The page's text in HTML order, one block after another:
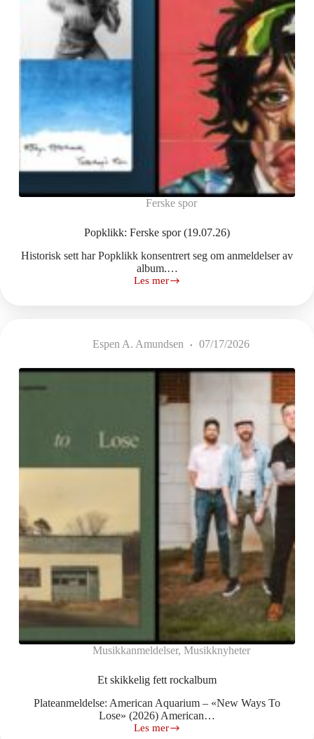
Ferske spor
Popklikk: Ferske spor (19.07.26)
Historisk sett har Popklikk konsentrert seg om anmeldelser av
album.…
Les mer
Popklikk:
Espen A. Amundsen 07/17/2026
Musikkanmeldelser, Musikknyheter
Et skikkelig fett rockalbum
Plateanmeldelse: American Aquarium – «New Ways To
Lose» (2026) American…
Les mer
Et